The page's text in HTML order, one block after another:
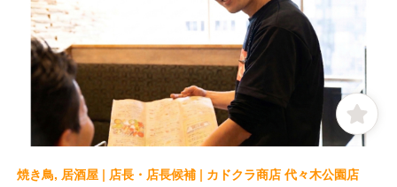
焼き鳥, 居酒屋 | 店長・店長候補 | カドクラ商店 代々木公園店